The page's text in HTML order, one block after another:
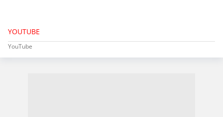
YOUTUBE
YouTube